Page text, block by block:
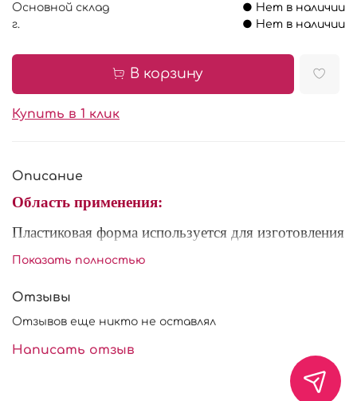
Основной склад
● Нет в наличии
г.
● Нет в наличии
В корзину
Купить в 1 клик
Описание
Область применения:
Пластиковая форма используется для изготовления
и охлаждения шоколадного декора. Форма
температуры до +70С.
Состав: пищевой пластик.
Показать полностью
Отзывы
Отзывов еще никто не оставлял
Написать отзыв